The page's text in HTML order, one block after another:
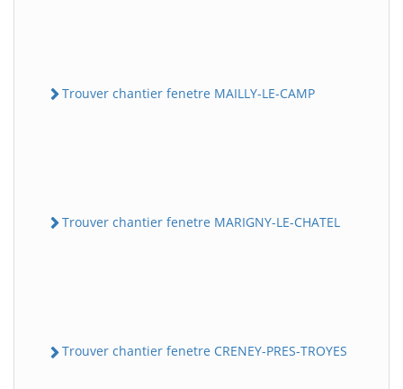
Trouver chantier fenetre MAILLY-LE-CAMP
Trouver chantier fenetre MARIGNY-LE-CHATEL
Trouver chantier fenetre CRENEY-PRES-TROYES